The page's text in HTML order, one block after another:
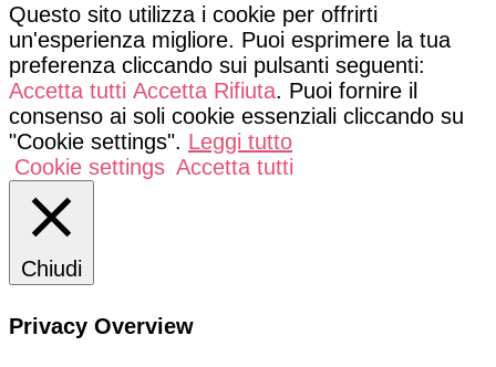
Questo sito utilizza i cookie per offrirti
un'esperienza migliore. Puoi esprimere la tua
preferenza cliccando sui pulsanti seguenti:
Accetta tutti Accetta Rifiuta. Puoi fornire il
consenso ai soli cookie essenziali cliccando su
"Cookie settings". Leggi tutto
Cookie settings Accetta tutti
Chiudi
Privacy Overview